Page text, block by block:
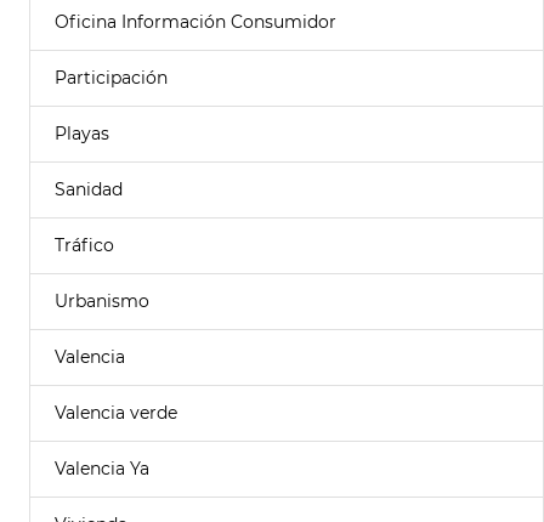
Oficina Información Consumidor
Participación
Playas
Sanidad
Tráfico
Urbanismo
Valencia
Valencia verde
Valencia Ya